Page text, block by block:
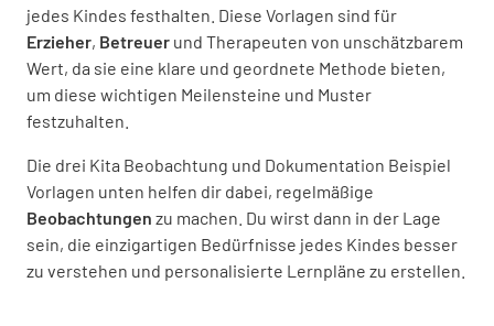
jedes Kindes festhalten. Diese Vorlagen sind für
Erzieher, Betreuer und Therapeuten von unschätzbarem
Wert, da sie eine klare und geordnete Methode bieten,
um diese wichtigen Meilensteine und Muster
festzuhalten.
Die drei Kita Beobachtung und Dokumentation Beispiel
Vorlagen unten helfen dir dabei, regelmäßige
Beobachtungen zu machen. Du wirst dann in der Lage
sein, die einzigartigen Bedürfnisse jedes Kindes besser
zu verstehen und personalisierte Lernpläne zu erstellen.